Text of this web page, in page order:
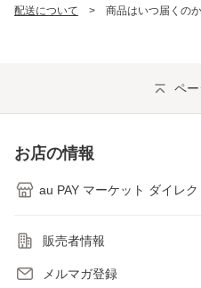
配送について
商品はいつ届くのか
ペ
お店の情報
au PAY マーケット ダイレ
販売者情報
メルマガ登録